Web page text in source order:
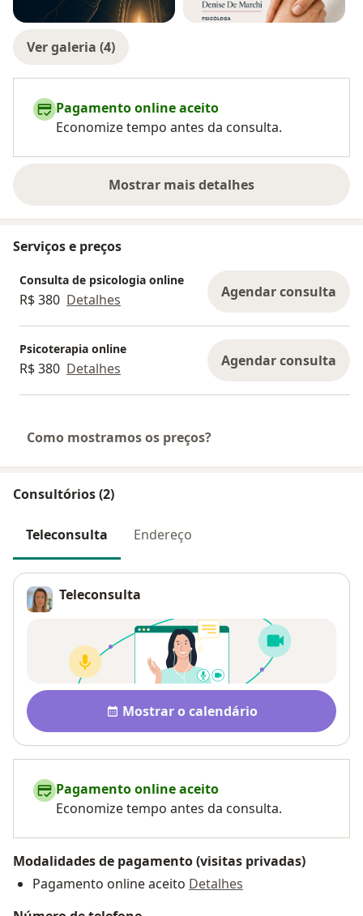
Ver galeria (4)
Pagamento online aceito
Economize tempo antes da consulta.
Mostrar mais detalhes
sobre a experiência
Serviços e preços
Consulta de psicologia online
R$ 380 Detalhes Agendar consulta
Psicoterapia online
R$ 380 Detalhes Agendar consulta
Como mostramos os preços?
Consultórios (2)
Teleconsulta Endereço
Teleconsulta
Disponibilidade
Mostrar o calendário
Pagamento online aceito
Economize tempo antes da consulta.
Modalidades de pagamento (visitas privadas)
Pagamento online aceito Detalhes